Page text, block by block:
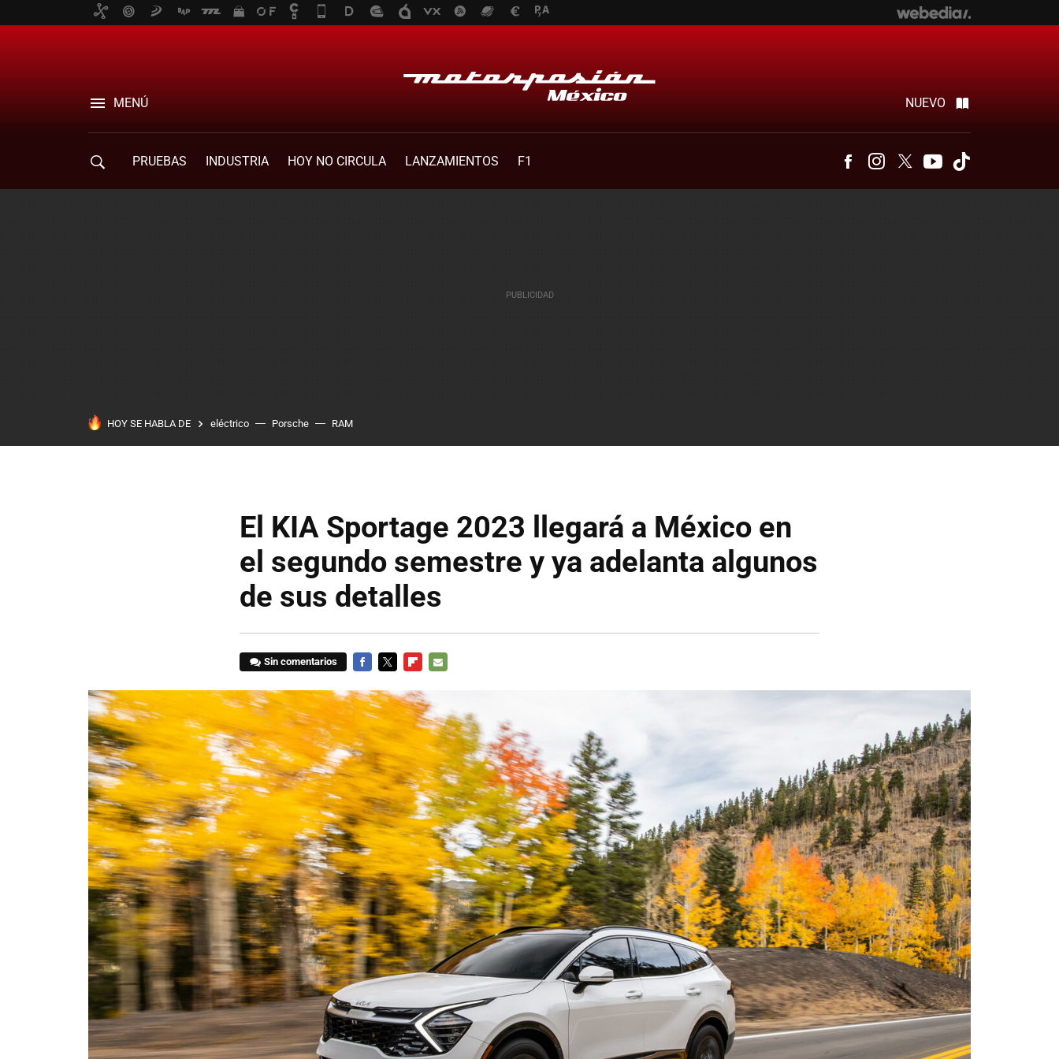
MENÚ NUEVO
PRUEBAS INDUSTRIA HOY NO CIRCULA LANZAMIENTOS F1 FacebookInstagram
Twitter Youtube
HOY SE HABLA DE eléctrico Porsche RAM
El KIA Sportage 2023 llegará a México en
el segundo semestre y ya adelanta algunos
de sus detalles
Sin comentarios
MAIL